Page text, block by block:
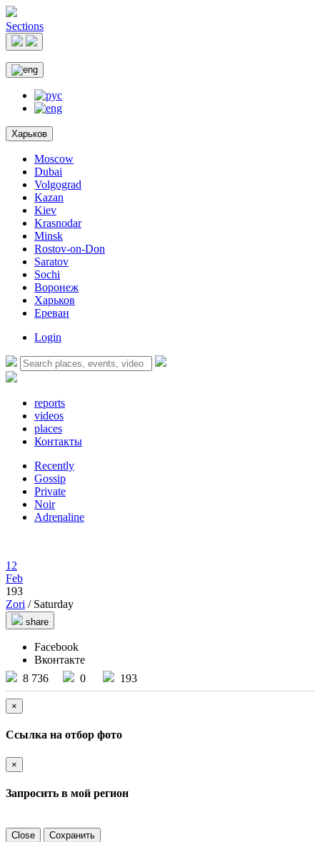
Sections
Харьков
Moscow
Dubai
Volgograd
Kazan
Kiev
Krasnodar
Minsk
Rostov-on-Don
Saratov
Sochi
Воронеж
Харьков
Ереван
Login
reports
videos
places
Контакты
Recently
Gossip
Private
Noir
Adrenaline
12
Feb
193
Zori / Saturday
share
Facebook
Вконтакте
8 736
0 193
×
Ссылка на отбор фото
×
Запросить в мой регион
Close Сохранить